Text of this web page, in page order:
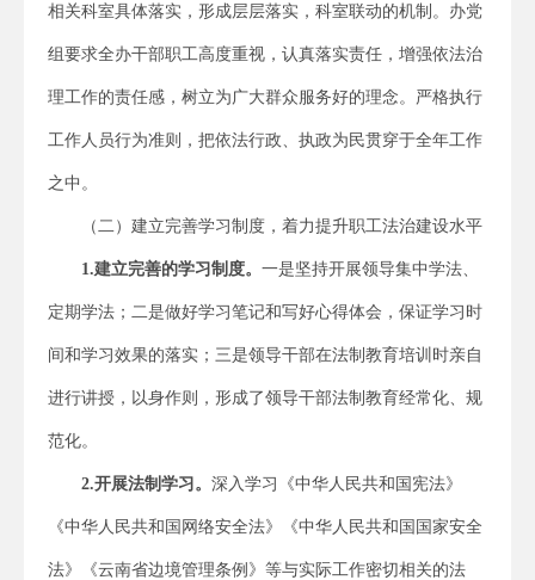
相关科室具体落实，形成层层落实，科室联动的机制。办党
组要求全办干部职工高度重视，认真落实责任，增强依法治
理工作的责任感，树立为广大群众服务好的理念。严格执行
工作人员行为准则，把依法行政、执政为民贯穿于全年工作
之中。
（二）建立完善学习制度，着力提升职工法治建设水平
1.建立完善的学习制度。 一是坚持开展领导集中学法、
定期学法；二是做好学习笔记和写好心得体会，保证学习时
间和学习效果的落实；三是领导干部在法制教育培训时亲自
进行讲授，以身作则，形成了领导干部法制教育经常化、规
范化。
2.开展法制学习。 深入学习《中华人民共和国宪法》
《中华人民共和国网络安全法》《中华人民共和国国家安全
法》《云南省边境管理条例》等与实际工作密切相关的法